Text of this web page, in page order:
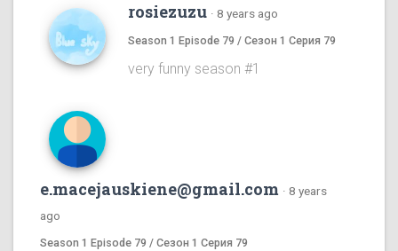
rosiezuzu · 8 years ago
Season 1 Episode 79 / Сезон 1 Серия 79
very funny season #1
e.macejauskiene@gmail.com · 8 years
ago
Season 1 Episode 79 / Сезон 1 Серия 79